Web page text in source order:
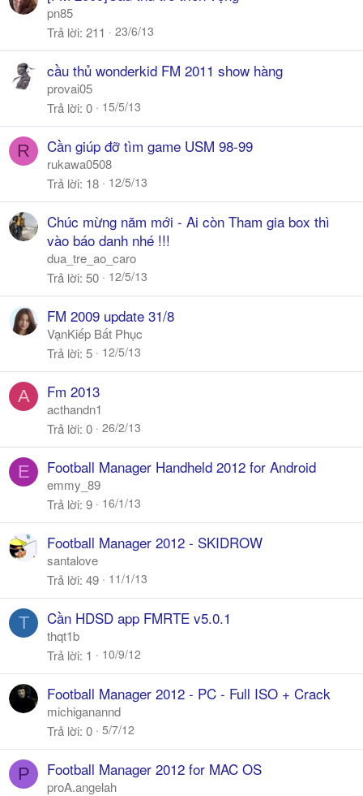
pn85
Trả lời 211 23/6/13
cầu thủ wonderkid FM 2011 show hàng
provai05
Trả lời 0 15/5/13
R Cần giúp đỡ tìm game USM 98-99
rukawa0508
Trả lời 18 12/5/13
Chúc mừng năm mới - Ai còn Tham gia box thì
vào báo danh nhé !!!
dua_tre_ao_caro
Trả lời 50 12/5/13
FM 2009 update 31/8
VạnKiếp Bất Phục
Trả lời 5 12/5/13
A Fm 2013
acthandn1
Trả lời 0 26/2/13
E Football Manager Handheld 2012 for Android
emmy_89
Trả lời 9 16/1/13
Football Manager 2012 - SKIDROW
santalove
Trả lời 49 11/1/13
T Cần HDSD app FMRTE v5.0.1
thqt1b
Trả lời 1 10/9/12
Football Manager 2012 - PC - Full ISO + Crack
michiganannd
Trả lời 0 5/7/12
P Football Manager 2012 for MAC OS
proA.angelah